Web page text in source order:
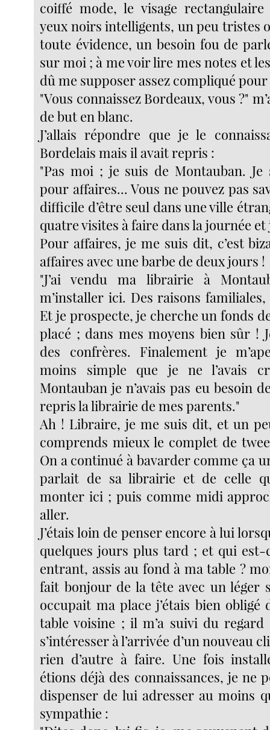
coiffé mode, le visage
yeux noirs intelligents, un peu tristes
toute évidence, un besoin fou de
sur moi ; à me voir lire mes notes et
dû me supposer assez compliqué
"Vous connaissez Bordeaux, vous ?"
de but en blanc.
J’allais répondre que je le
Bordelais mais il avait repris :
"Pas moi ; je suis de Montauban. Je
pour affaires... Vous ne pouvez pas
difficile d’être seul dans une ville
quatre visites à faire dans la journée et
Pour affaires, je me suis dit, c’est
affaires avec une barbe de deux jours !
"J’ai vendu ma librairie à
m’installer ici. Des raisons
Et je prospecte, je cherche un fonds
placé ; dans mes moyens bien sûr !
des confrères. Finalement je
moins simple que je ne l’avais
Montauban je n’avais pas eu besoin
repris la librairie de mes parents."
Ah ! Libraire, je me suis dit, et un
comprends mieux le complet de
On a continué à bavarder comme ça
parlait de sa librairie et de celle
monter ici ; puis comme midi
aller.
J’étais loin de penser encore à lui
quelques jours plus tard ; et qui est-
entrant, assis au fond à ma table ?
fait bonjour de la tête avec un léger
occupait ma place j’étais bien obligé
table voisine ; il m’a suivi du
s’intéresser à l’arrivée d’un nouveau
rien d’autre à faire. Une fois
étions déjà des connaissances, je ne
dispenser de lui adresser au moins
sympathie :